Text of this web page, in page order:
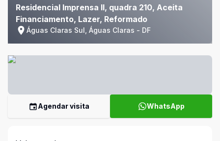
Residencial Imprensa II, quadra 210, Aceita
Financiamento, Lazer, Reformado
Águas Claras Sul, Águas Claras - DF
Agendar visita WhatsApp